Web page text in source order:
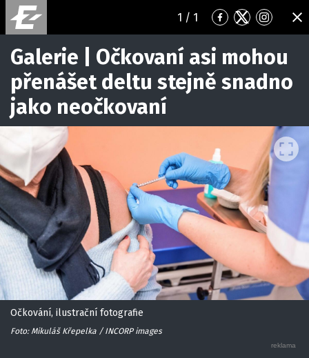
1 / 1
Přejít
na
Facebook
Přejít
na
Twitter
Přejít
na
Galerie | Očkovaní asi mohou
přenášet deltu stejně snadno
jako neočkovaní
Očkování, ilustrační fotografie
Foto: Mikuláš Křepelka / INCORP images